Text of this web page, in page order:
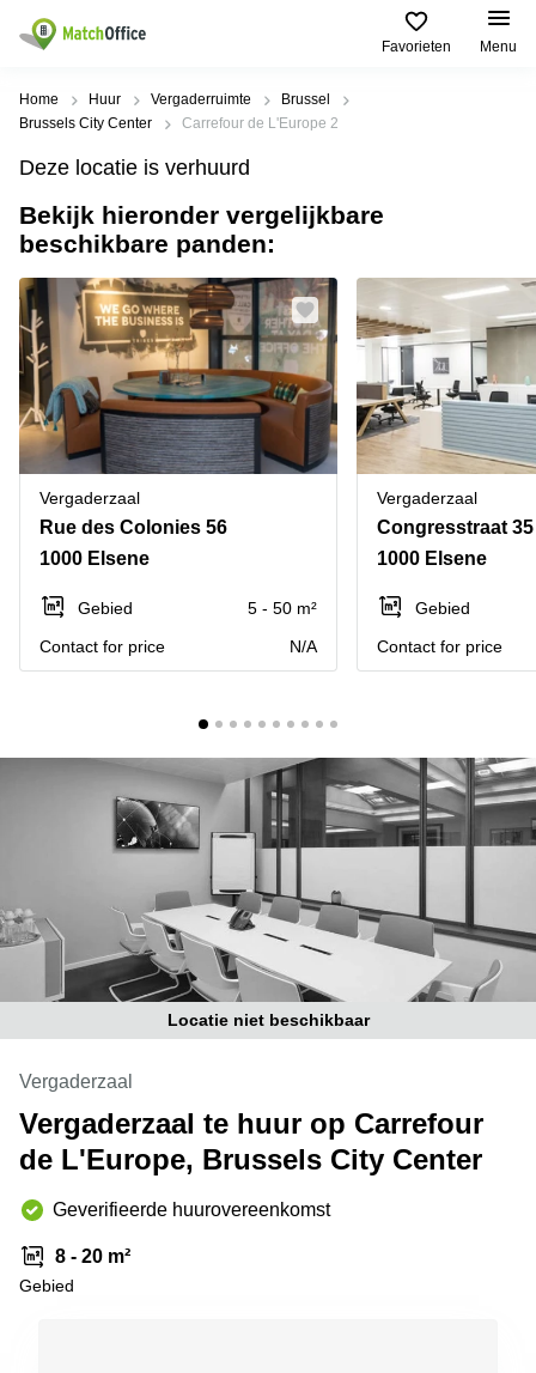
Favorieten Menu
Huur & verhuur
Soorten
commerciële
Kantoor
Business
centers
huren
Coworking
huren
Vergaderzaal
huren
Virtueel
huren
Populaire
Steden
Gent
Brugge
Brussel
Diegem
Dilbeek
Doornik
Mechelen
Elsene
Brugge
Herentals
Aalst
Populaire
zoekopdrachten
Kantoor
te huur
Hasselt
Kantoor
te huur
in Genk
Bedrijvencentrum
Sint-Pieters-
Leeuw
Kantoor
te huur in
ruimtes te
Gent
Vergaderzaal
Handelspand
Location
centre
à Mons
virtueel
kantoor in
Antwerpen
Vergaderzaal
huren in
Antwerpen
commerciaux
à louer en
Hulp
Over ons
Registreer uw kantoor
Prijs
Log in
Kies een taal
Frans
Home Huur Vergaderruimte
Brussel
Brussels City Center
Carrefour de L'Europe 2
Deze locatie is verhuurd
Bekijk hieronder vergelijkbare
beschikbare panden:
Vergaderzaal
Rue des Colonies 56
1000 Elsene
Gebied
5 - 50 m²
Contact for price
N/A
Vergaderzaal
Congresstraat 35
1000 Elsene
Gebied
Contact for price
Locatie niet beschikbaar
Vergaderzaal
Vergaderzaal te huur op Carrefour
de L'Europe, Brussels City Center
Geverifieerde huurovereenkomst
8 - 20 m²
Gebied